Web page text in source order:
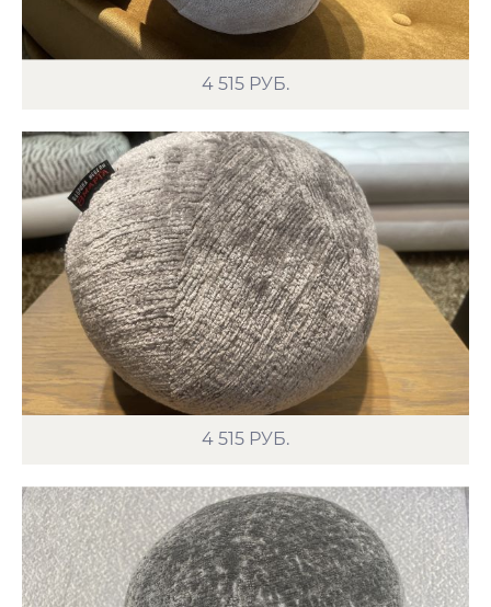
4 515 РУБ.
4 515 РУБ.